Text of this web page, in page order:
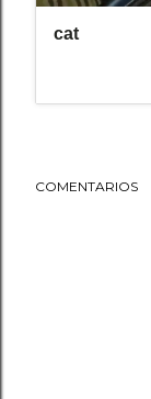
COMENTARIOS